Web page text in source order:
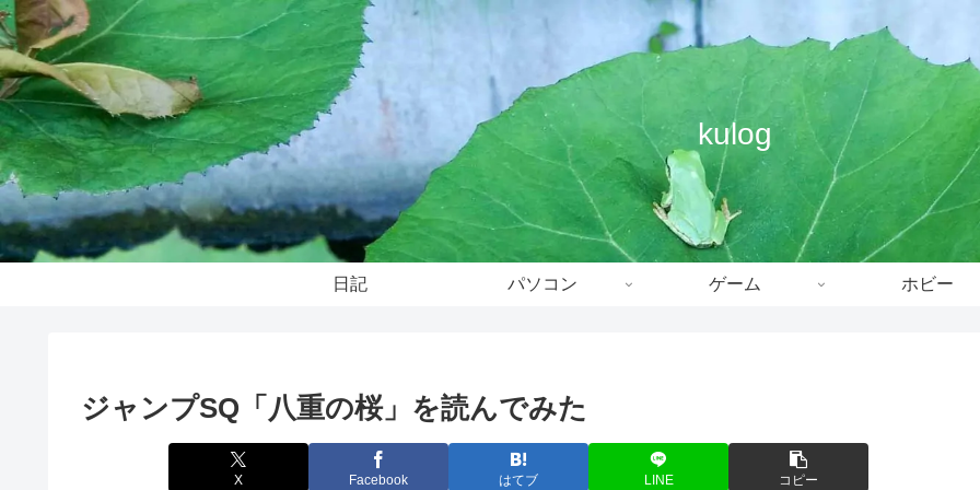
kulog
日記 パソコン ゲーム ホビー
ジャンプSQ「八重の桜」を読んでみた
X Facebook はてブ LINE コピー